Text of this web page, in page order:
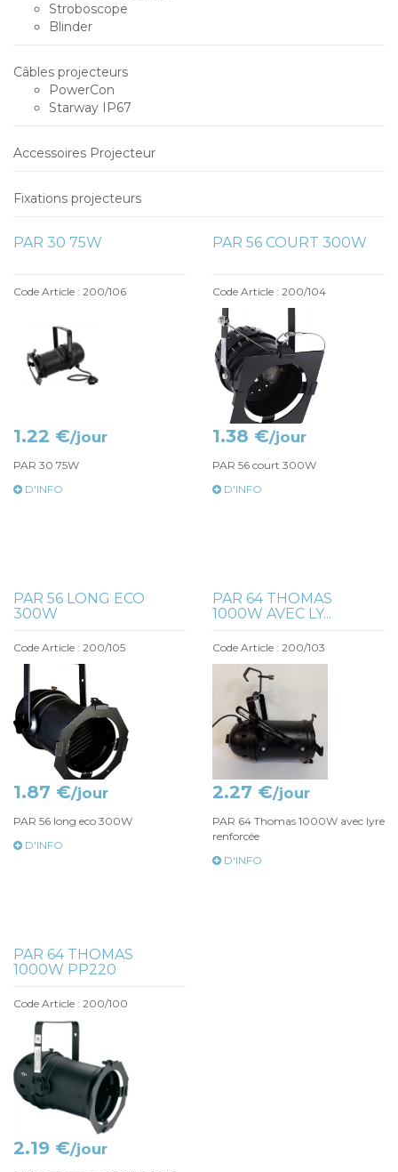
Stroboscope
Blinder
Câbles projecteurs
PowerCon
Starway IP67
Accessoires Projecteur
Fixations projecteurs
PAR 30 75W
Code Article : 200/106
1.22 €/jour
PAR 30 75W
D'INFO
PAR 56 COURT 300W
Code Article : 200/104
1.38 €/jour
PAR 56 court 300W
D'INFO
PAR 56 LONG ECO
300W
Code Article : 200/105
1.87 €/jour
PAR 56 long eco 300W
D'INFO
PAR 64 THOMAS
1000W AVEC LY...
Code Article : 200/103
2.27 €/jour
PAR 64 Thomas 1000W avec lyre
renforcée
D'INFO
PAR 64 THOMAS
1000W PP220
Code Article : 200/100
2.19 €/jour